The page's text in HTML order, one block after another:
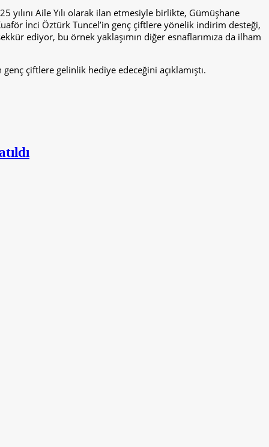
yılını Aile Yılı olarak ilan etmesiyle birlikte, Gümüşhane
İnci Öztürk Tuncel’in genç çiftlere yönelik indirim desteği,
ediyor, bu örnek yaklaşımın diğer esnaflarımıza da ilham
çiftlere gelinlik hediye edeceğini açıklamıştı.